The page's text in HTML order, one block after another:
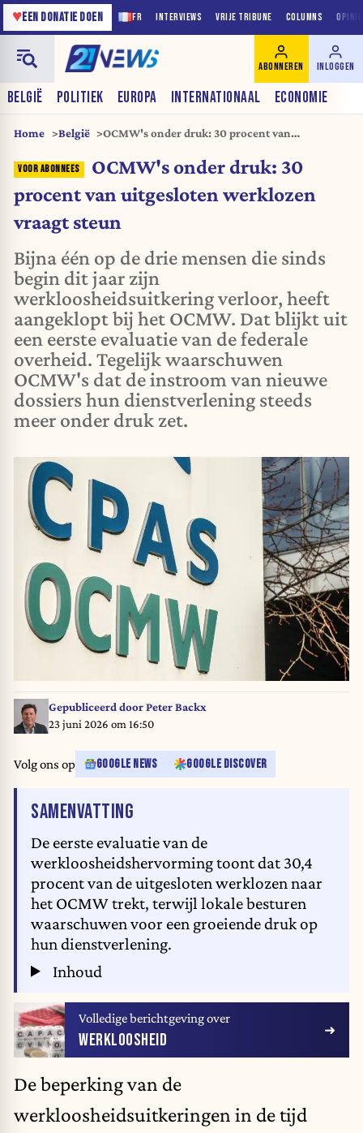
FR INTERVIEWS VRIJE TRIBUNE COLUMNS
♥EEN DONATIE DOEN
BELGIË POLITIEK EUROPA INTERNATIONAAL ECONOMIE
ABONNEREN INLOGGEN
Home België
OCMW's onder druk: 30 procent van
OCMW's onder druk: 30
procent van uitgesloten werklozen
vraagt steun
Bijna één op de drie mensen die sinds
begin dit jaar zijn
werkloosheidsuitkering verloor, heeft
aangeklopt bij het OCMW. Dat blijkt uit
een eerste evaluatie van de federale
overheid. Tegelijk waarschuwen
OCMW's dat de instroom van nieuwe
dossiers hun dienstverlening steeds
meer onder druk zet.
Gepubliceerd doorPeter Backx
23 juni 2026 om 16:50
Volg ons op GOOGLE NEWS GOOGLE DISCOVER
SAMENVATTING
De eerste evaluatie van de
werkloosheidshervorming toont dat 30,4
procent van de uitgesloten werklozen naar
het OCMW trekt, terwijl lokale besturen
waarschuwen voor een groeiende druk op
hun dienstverlening.
Inhoud
Volledige berichtgeving over
WERKLOOSHEID
De beperking van de
werkloosheidsuitkeringen in de tijd